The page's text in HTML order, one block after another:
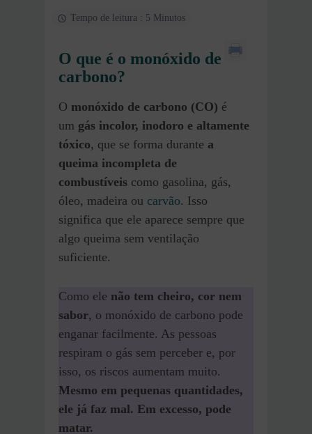
Tempo de leitura : 5 Minutos
O que é o monóxido de
carbono?
O monóxido de carbono (CO) é
um gás incolor, inodoro e altamente
tóxico, que se forma durante a
queima incompleta de
combustíveis como gasolina, gás,
óleo, madeira ou carvão. Isso
significa que ele aparece sempre que
algo queima sem ventilação
suficiente.
Como ele não tem cheiro, cor nem
sabor, o monóxido de carbono pode
enganar facilmente. As pessoas
respiram o gás sem perceber e, por
isso, os riscos aumentam muito.
Mesmo em pequenas quantidades,
ele já faz mal. Em excesso, pode
matar.